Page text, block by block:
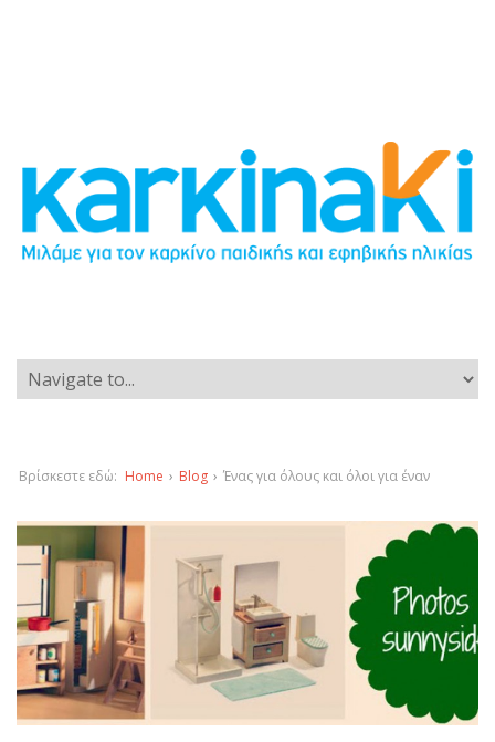
Βρίσκεστε εδώ: Home › Blog › Ένας για όλους και όλοι για έναν